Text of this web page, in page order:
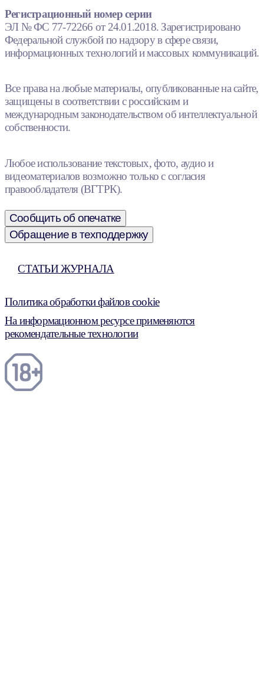
Регистрационный номер серии
ЭЛ № ФС 77-72266 от 24.01.2018. Зарегистрировано
Федеральной службой по надзору в сфере связи,
информационных технологий и массовых коммуникаций.
Все права на любые материалы, опубликованные на сайте,
защищены в соответствии с российским и
международным законодательством об интеллектуальной
собственности.
Любое использование текстовых, фото, аудио и
видеоматериалов возможно только с согласия
правообладателя (ВГТРК).
Сообщить об опечатке
Обращение в техподдержку
СТАТЬИ ЖУРНАЛА
Политика обработки файлов cookie
На информационном ресурсе применяются
рекомендательные технологии